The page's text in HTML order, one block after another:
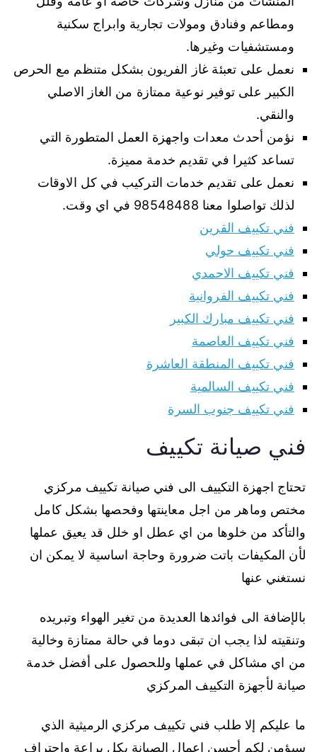
ومطاعم وفنادق ومولات تجارية وابراج سكنية
ومستشفيات وغيرها.
نعمل على تعبئة غاز الفريون بشكل متنظم مع الحرص
الكبير على توفير نوعية ممتازة من الغاز الاصلي
والنقي.
نؤمن أحدث معدات واجهزة العمل المتطورة التي
تساعد كثيرا في تقديم خدمة مميزة.
نعمل على تقديم خدمات التركيب في كل الاوقات
لذلك تواصلوا معنا 98548488 في اي وقت.
فني تكييف القرين
فني تكييف حولي
فني تكييف الاحمدي
فني تكييف الفروانية
فني تكييف مبارك الكبير
فني تكييف العاصمة
فني تكييف المنطقة العاشرة
فني تكييف السالمية
فني تكييف جنوب السرة
فني صيانة تكييف
تحتاج اجهزة التكييف الى فني صيانة تكييف مركزي
مختص وماهر من اجل معاينتها وفحصها بشكل كامل
والتأكد من خلوها من اي عطل او خلل قد يعيق عملها
لأن المكيفات باتت ضرورة وحاجة اساسية لا يمكن ان
نستغني عنها
بالإضافة الى فوائدها العديدة من تغير الهواء وتبريده
وتنقيته لذا يجب ان تبقى دوما في حالة ممتازة وخالية
من اي مشاكل في عملها وللحصول على أفضل خدمة
صيانة لأجهزة التكييف المركزي
ما عليكم إلا طلب فني تكييف مركزي الرميثية الذي
سيؤمن لكم أحسن اعمال الصيانة بكل براعة واحتراف